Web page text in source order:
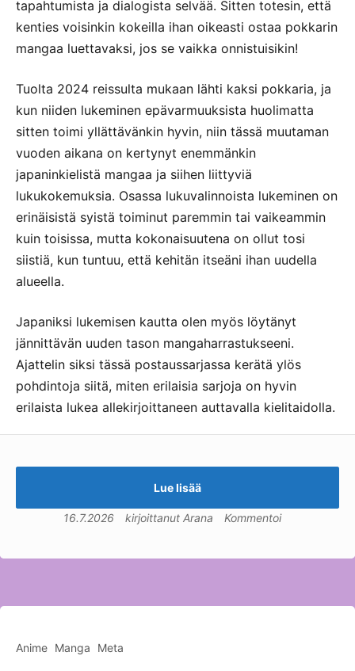
tapahtumista ja dialogista selvää. Sitten totesin, että
kenties voisinkin kokeilla ihan oikeasti ostaa pokkarin
mangaa luettavaksi, jos se vaikka onnistuisikin!
Tuolta 2024 reissulta mukaan lähti kaksi pokkaria, ja
kun niiden lukeminen epävarmuuksista huolimatta
sitten toimi yllättävänkin hyvin, niin tässä muutaman
vuoden aikana on kertynyt enemmänkin
japaninkielistä mangaa ja siihen liittyviä
lukukokemuksia. Osassa lukuvalinnoista lukeminen on
erinäisistä syistä toiminut paremmin tai vaikeammin
kuin toisissa, mutta kokonaisuutena on ollut tosi
siistiä, kun tuntuu, että kehitän itseäni ihan uudella
alueella.
Japaniksi lukemisen kautta olen myös löytänyt
jännittävän uuden tason mangaharrastukseeni.
Ajattelin siksi tässä postaussarjassa kerätä ylös
pohdintoja siitä, miten erilaisia sarjoja on hyvin
erilaista lukea allekirjoittaneen auttavalla kielitaidolla.
Lue lisää
16.7.2026 kirjoittanut Arana Kommentoi
Anime Manga Meta